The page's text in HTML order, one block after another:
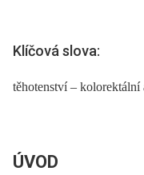
Klíčová slova:
těhotenství –
ÚVOD